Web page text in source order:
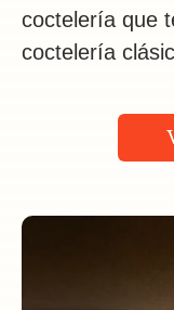
coctelería que
coctelería